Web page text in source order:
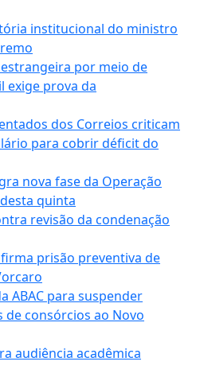
institucional do ministro
por meio de
exige prova da
dos Correios criticam
para cobrir déficit do
nova fase da Operação
quinta
revisão da condenação
prisão preventiva de
ABAC para suspender
consórcios ao Novo
audiência acadêmica